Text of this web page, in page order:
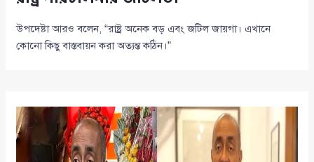
উপদেষ্টা আরও বলেন, “রাষ্ট্র অনেক বড় এবং জটিল জায়গা। এখানে
কোনো কিছু বাস্তবায়ন করা অত্যন্ত কঠিন।”